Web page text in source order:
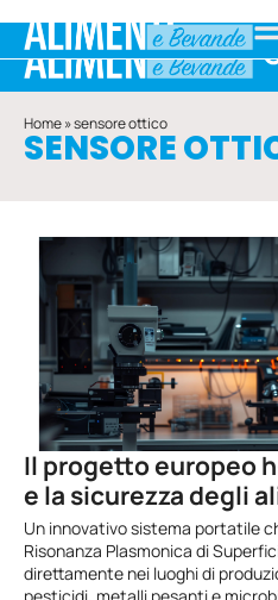
Home»sensore ottico
SENSORE
Il progetto europeo
e la sicurezza degli
Un innovativo sistema portatile
Risonanza Plasmonica di
direttamente nei luoghi di